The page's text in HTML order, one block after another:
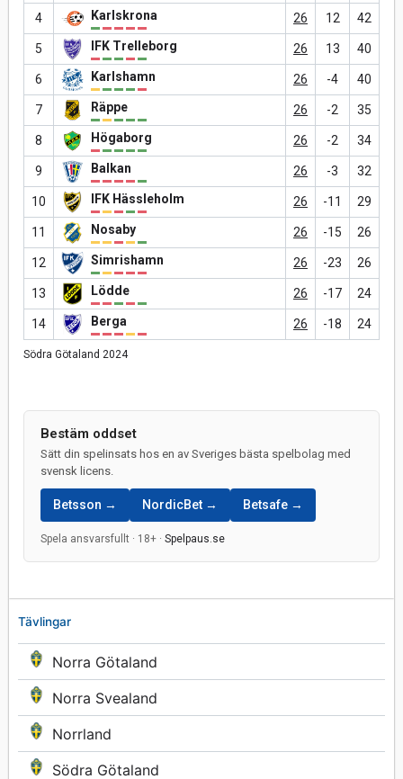
Tävlingar
Norra Götaland
Norra Svealand
Norrland
Södra Götaland
4 Karlskrona 26 12 42
5 IFK Trelleborg 26 13 40
6 Karlshamn 26 -4 40
7 Räppe 26 -2 35
8 Högaborg 26 -2 34
9 Balkan 26 -3 32
10 IFK Hässleholm 26 -11 29
11 Nosaby 26 -15 26
12 Simrishamn 26 -23 26
13 Lödde 26 -17 24
14 Berga 26 -18 24
Södra Götaland 2024
Bestäm oddset
Sätt din spelinsats hos en av Sveriges bästa spelbolag med
svensk licens.
Betsson → NordicBet → Betsafe →
Spela ansvarsfullt · 18+ · Spelpaus.se